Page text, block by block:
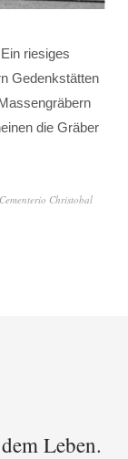
riesiges
Gedenkstätten
die Gräber
Cementerio Christobal
Leben.